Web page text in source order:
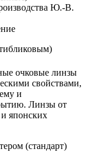
Ю.-В.
очковые линзы
свойствами,
и
Линзы от
японских
(стандарт)